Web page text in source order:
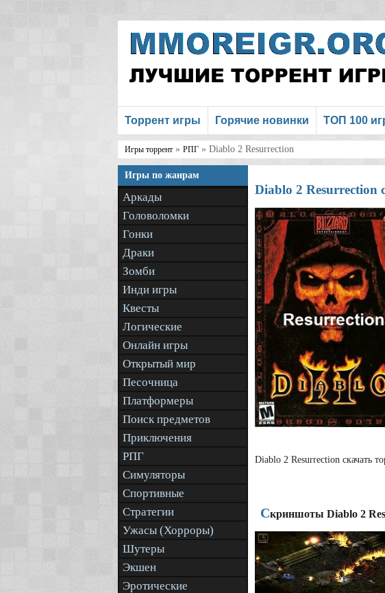
Торрент игры Горячие новинки ТОП 100
Игры торрент » РПГ » Diablo 2 Resurrection
Игры по жанрам
Аркады
Головоломки
Гонки
Драки
Зомби
Инди игры
Квесты
Логические
Онлайн игры
Открытый мир
Песочница
Платформеры
Поиск предметов
Приключения
РПГ
Симуляторы
Спортивные
Стратегии
Ужасы (Хорроры)
Шутеры
Экшен
Эротические
Diablo 2 Resurrection
Diablo 2 Resurrection скачать
Скриншоты Diablo 2